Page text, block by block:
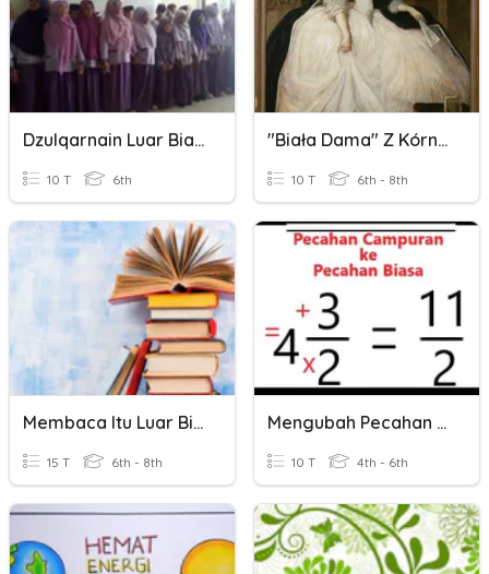
Dzulqarnain Luar Biasa
10 T 6th
"Biała Dama" Z Kórnika
10 T 6th - 8th
Membaca Itu Luar Biasa!
15 T 6th - 8th
Mengubah Pecahan Biasa & Campuran
10 T 4th - 6th